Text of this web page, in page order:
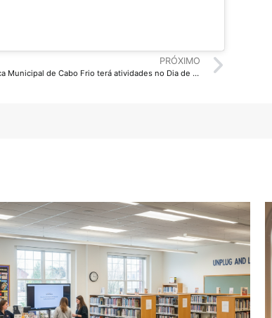
PRÓXIMO
Biblioteca Municipal de Cabo Frio terá atividades no Dia de Monteiro Lobato